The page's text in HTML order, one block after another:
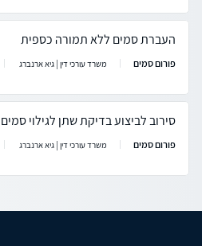
העברת סמים ללא תמורה כספית
פורום סמים משרד עורכי דין | גיא ארנברג
סירוב לביצוע בדיקת שתן לגילוי סמים
פורום סמים משרד עורכי דין | גיא ארנברג